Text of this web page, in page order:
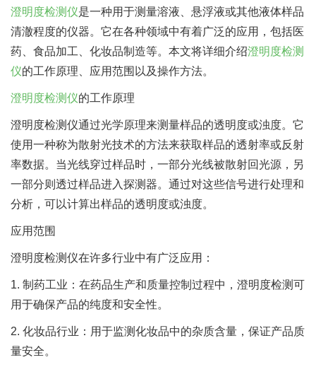
澄明度检测仪是一种用于测量溶液、悬浮液或其他液体样品
清澈程度的仪器。它在各种领域中有着广泛的应用，包括医
药、食品加工、化妆品制造等。本文将详细介绍澄明度检测
仪的工作原理、应用范围以及操作方法。
澄明度检测仪的工作原理
澄明度检测仪通过光学原理来测量样品的透明度或浊度。它
使用一种称为散射光技术的方法来获取样品的透射率或反射
率数据。当光线穿过样品时，一部分光线被散射回光源，另
一部分则透过样品进入探测器。通过对这些信号进行处理和
分析，可以计算出样品的透明度或浊度。
应用范围
澄明度检测仪在许多行业中有广泛应用：
1. 制药工业：在药品生产和质量控制过程中，澄明度检测可
用于确保产品的纯度和安全性。
2. 化妆品行业：用于监测化妆品中的杂质含量，保证产品质
量安全。